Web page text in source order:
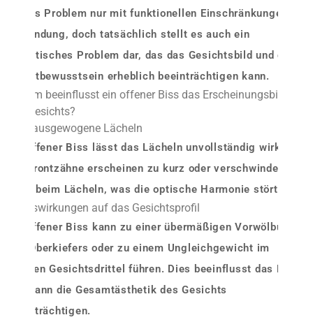
dieses Problem nur mit funktionellen Einschränkungen in
Verbindung, doch tatsächlich stellt es auch ein
ästhetisches Problem dar, das das Gesichtsbild und das
Selbstbewusstsein erheblich beeinträchtigen kann.
Warum beeinflusst ein offener Biss das Erscheinungsbild
des Gesichts?
1. Unausgewogene Lächeln
Ein offener Biss lässt das Lächeln unvollständig wirken.
Die Frontzähne erscheinen zu kurz oder verschwinden
ganz beim Lächeln, was die optische Harmonie stört.
2. Auswirkungen auf das Gesichtsprofil
Ein offener Biss kann zu einer übermäßigen Vorwölbung
des Oberkiefers oder zu einem Ungleichgewicht im
unteren Gesichtsdrittel führen. Dies beeinflusst das Profil
und kann die Gesamtästhetik des Gesichts
beeinträchtigen.